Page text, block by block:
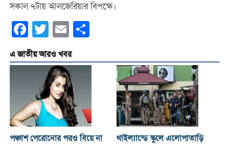
সকাল ৭টায় আলজেরিয়ার বিপক্ষে।
Facebook
Twitter Email
এ জাতীয় আরও খবর
পঞ্চাশ পেরোনোর পরও বিয়ে না
থাইল্যান্ডে স্কুলে এলোপাতাড়ি